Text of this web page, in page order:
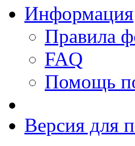
Информация
Правила
FAQ
Помощь
Версия для